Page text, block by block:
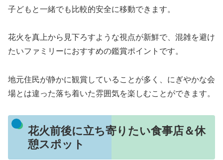
子どもと一緒でも比較的安全に移動できます。
花火を真上から見下ろすような視点が新鮮で、混雑を避け
たいファミリーにおすすめの鑑賞ポイントです。
地元住民が静かに観賞していることが多く、にぎやかな会
場とは違った落ち着いた雰囲気を楽しむことができます。
花火前後に立ち寄りたい食事店＆休
憩スポット